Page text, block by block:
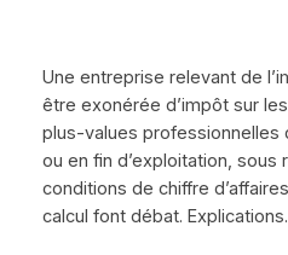
Une entreprise relevant de
être exonérée d’impôt sur
plus-values professionnelles
ou en fin d’exploitation,
conditions de chiffre
calcul font débat.